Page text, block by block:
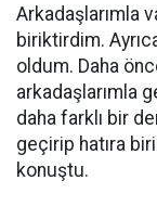
Arkadaşlarımla
biriktirdim.
oldum. Daha
arkadaşlarımla
daha farklı bir
geçirip hatıra
konuştu.